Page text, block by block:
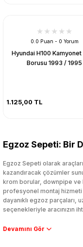
0.0 Puan - 0 Yorum
Hyundai H100 Kamyonet
Borusu 1993 / 1995
1.125,00 TL
Egzoz Sepeti: Bir
Egzoz Sepeti olarak
kazandıracak çözümler
krom borular, downpipe ve
profesyonel montaj hizmeti
dayanıklı egzoz
seçenekleriyle aracınızın
Performans artışı isteyen